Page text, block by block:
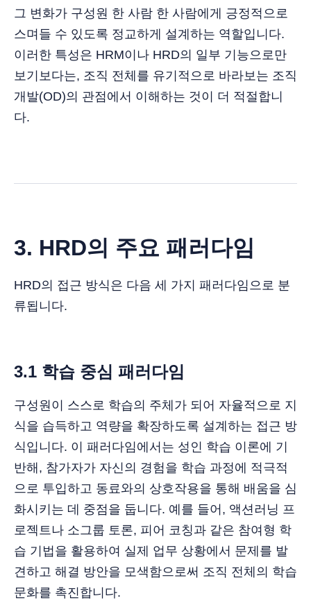
그 변화가 구성원 한 사람 한 사람에게 긍정적으로
스며들 수 있도록 정교하게 설계하는 역할입니다.
이러한 특성은 HRM이나 HRD의 일부 기능으로만
보기보다는, 조직 전체를 유기적으로 바라보는 조직
개발(OD)의 관점에서 이해하는 것이 더 적절합니
다.
3. HRD의 주요 패러다임
HRD의 접근 방식은 다음 세 가지 패러다임으로 분
류됩니다.
3.1 학습 중심 패러다임
구성원이 스스로 학습의 주체가 되어 자율적으로 지
식을 습득하고 역량을 확장하도록 설계하는 접근 방
식입니다. 이 패러다임에서는 성인 학습 이론에 기
반해, 참가자가 자신의 경험을 학습 과정에 적극적
으로 투입하고 동료와의 상호작용을 통해 배움을 심
화시키는 데 중점을 둡니다. 예를 들어, 액션러닝 프
로젝트나 소그룹 토론, 피어 코칭과 같은 참여형 학
습 기법을 활용하여 실제 업무 상황에서 문제를 발
견하고 해결 방안을 모색함으로써 조직 전체의 학습
문화를 촉진합니다.